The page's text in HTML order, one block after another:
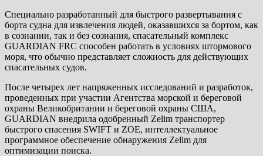
Специально разработанный для быстрого развертывания с
борта судна для извлечения людей, оказавшихся за бортом, как
в сознании, так и без сознания, спасательный комплекс
GUARDIAN FRC способен работать в условиях штормового
моря, что обычно представляет сложность для действующих
спасательных судов.
После четырех лет напряженных исследований и разработок,
проведенных при участии Агентства морской и береговой
охраны Великобритании и береговой охраны США,
GUARDIAN внедрила одобренный Zelim транспортер
быстрого спасения SWIFT и ZOE, интеллектуальное
программное обеспечение обнаружения Zelim для
оптимизации поиска.